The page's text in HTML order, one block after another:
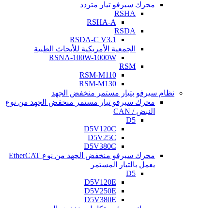
محرك سيرفو تيار متردد
RSHA
RSHA-A
RSDA
RSDA-C V3.1
الجمعية الأمريكية للأبحاث الطبية
RSNA-100W-1000W
RSM
RSM-M110
RSM-M130
نظام سيرفو بتيار مستمر منخفض الجهد
محرك سيرفو تيار مستمر منخفض الجهد من نوع
النبض / CAN
D5
D5V120C
D5V25C
D5V380C
محرك سيرفو منخفض الجهد من نوع EtherCAT
يعمل بالتيار المستمر
D5
D5V120E
D5V250E
D5V380E